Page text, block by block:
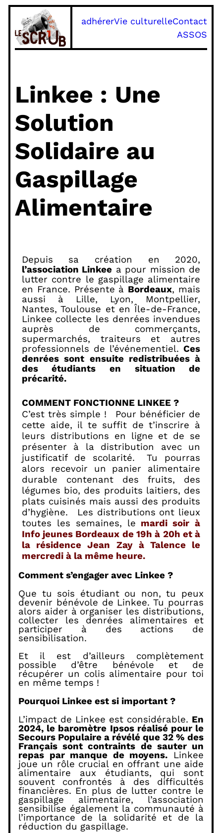
Aller
contenu
adhérerVie culturelleContact
ASSOS
Linkee : Une
Solution
Solidaire au
Gaspillage
Alimentaire
Depuis sa création en 2020,
l’association Linkee a pour mission de
lutter contre le gaspillage alimentaire
en France. Présente à Bordeaux, mais
aussi à Lille, Lyon, Montpellier,
Nantes, Toulouse et en Île-de-France,
Linkee collecte les denrées invendues
auprès de commerçants,
supermarchés, traiteurs et autres
professionnels de l’événementiel.Ces
denrées sont ensuite redistribuées à
des étudiants en situation de
précarité.
COMMENT FONCTIONNE LINKEE ?
C’est très simple !
Pour bénéficier de
cette aide, il te suffit de t’inscrire à
leurs distributions en ligne et de se
présenter à la distribution avec un
justificatif de scolarité.
Tu pourras
alors recevoir un panier alimentaire
durable contenant des fruits, des
légumes bio, des produits laitiers, des
plats cuisinés mais aussi des produits
d’hygiène.
Les distributions ont lieux
toutes les semaines, le mardi soir à
Info jeunes Bordeaux de 19h à 20h et à
la résidence Jean Zay à Talence le
mercredi à la même heure.
Comment s’engager avec Linkee ?
Que tu sois étudiant ou non, tu peux
devenir bénévole de Linkee. Tu pourras
alors aider à organiser les distributions,
collecter les denrées alimentaires et
participer à des actions de
sensibilisation.
Et il est d’ailleurs complètement
possible d’être bénévole et de
récupérer un colis alimentaire pour toi
en même temps !
Pourquoi Linkee est si important ?
L’impact de Linkee est considérable. En
2024, le baromètre Ipsos réalisé pour le
Secours Populaire a révélé que 32 % des
Français sont contraints de sauter un
repas par manque de moyens. Linkee
joue un rôle crucial en offrant une aide
alimentaire aux étudiants, qui sont
souvent confrontés à des difficultés
financières. En plus de lutter contre le
gaspillage alimentaire, l’association
sensibilise également la communauté à
l’importance de la solidarité et de la
réduction du gaspillage.